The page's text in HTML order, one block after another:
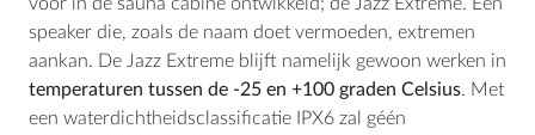
voor in de sauna cabine ontwikkeld; de Jazz Extreme. Een
speaker die, zoals de naam doet vermoeden, extremen
aankan. De Jazz Extreme blijft namelijk gewoon werken in
temperaturen tussen de -25 en +100 graden Celsius. Met
een waterdichtheidsclassificatie IPX6 zal géén